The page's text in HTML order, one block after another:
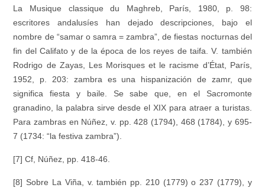
La Musique classique du Maghreb, París, 1980, p. 98:
escritores andalusíes han dejado descripciones, bajo el
nombre de “samaro samra=zambra”, de fiestas nocturnas del
fin del Califato y de la época de los reyes de taifa. V. también
Rodrigo de Zayas, Les Morisques et le racisme d’État, París,
1952, p. 203: zambra es una hispanización de zamr, que
significa fiesta y baile. Se sabe que, en el Sacromonte
granadino, la palabra sirve desde el XIX para atraer a turistas.
Para zambras en Núñez, v. pp. 428 (1794), 468 (1784), y 695-
7 (1734: “la festiva zambra”).
[7] Cf, Núñez, pp. 418-46.
[8] Sobre La Viña, v. también pp. 210 (1779) o 237 (1779), y